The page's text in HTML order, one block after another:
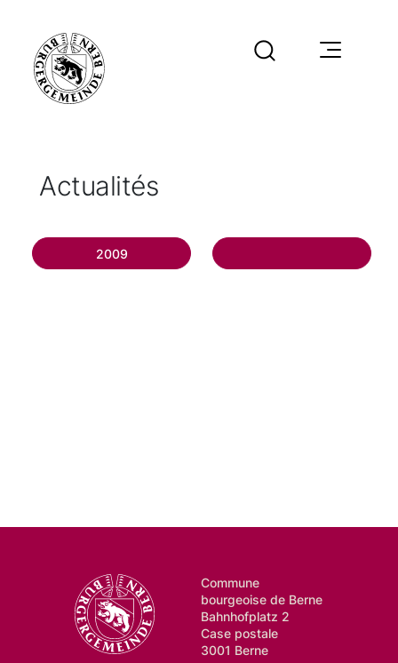
Actualités
2009
Commune
bourgeoise de Berne
Bahnhofplatz 2
Case postale
3001 Berne